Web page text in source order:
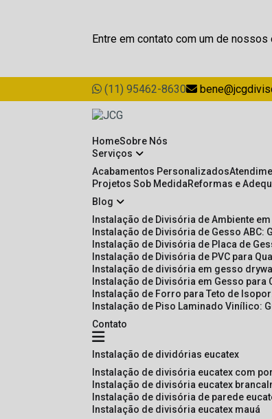
Entre em contato com um de
(11) 95462-8630
Home Sobre Nós
Serviços
Acabamentos Personalizados
Projetos Sob Medida
Reformas e
Blog
Instalação de Divisória de Ambiente
Instalação de Divisória de Gesso ABC:
Instalação de Divisória de Placa de
Instalação de Divisória de PVC para
Instalação de divisória em gesso
Instalação de Divisória em Gesso para
Instalação de Forro para Teto de
Instalação de Piso Laminado Vinílico:
Contato
instalação de dividórias eucatex
instalação de divisória eucatex com
instalação de divisória eucatex branca
instalação de divisória de parede
instalação de divisória eucatex mauá